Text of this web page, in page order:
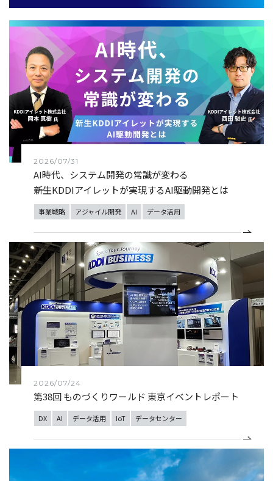
2026/07/31
AI時代、システム開発の常識が変わる
――新生KDDIアイレットが実現するAI駆動開発とは
事業戦略 アジャイル開発 AI データ活用
2026/07/24
第38回 ものづくりワールド 東京イベントレポート
DX AI データ活用 IoT データセンター